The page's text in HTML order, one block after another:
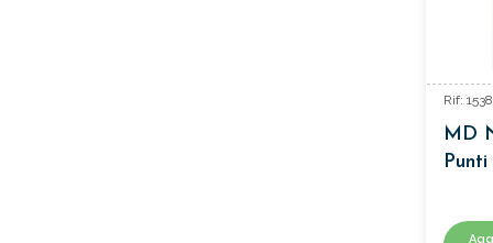
Rif:
MD